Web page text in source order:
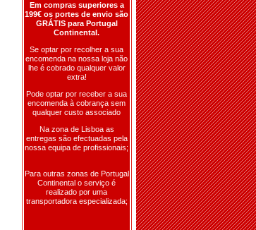
Em compras superiores a
199€ os portes de envio são
GRÁTIS para Portugal
Continental.
Se optar por recolher a sua
encomenda na nossa loja não
lhe é cobrado qualquer valor
extra!
Pode optar por receber a sua
encomenda à cobrança sem
qualquer custo associado
Na zona de Lisboa as
entregas são efectuadas pela
nossa equipa de profissionais;
Para outras zonas de Portugal
Continental o serviço é
realizado por uma
transportadora especializada;